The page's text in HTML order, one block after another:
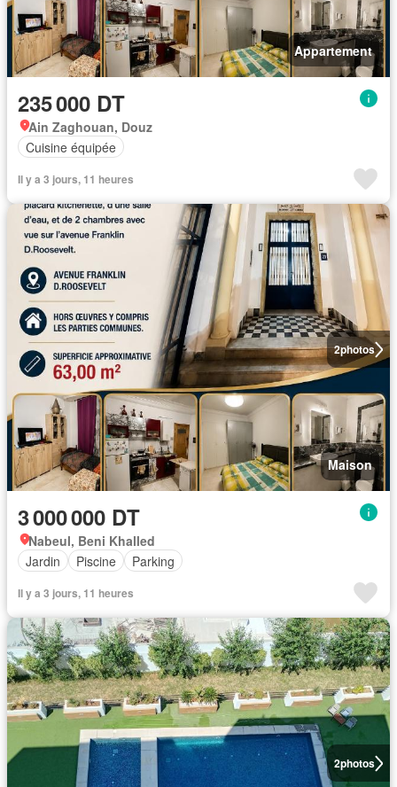
Appartement
235 000 DT
Ain Zaghouan, Douz
Cuisine équipée
Il y a 3 jours, 11 heures
2photos
Maison
3 000 000 DT
Nabeul, Beni Khalled
Jardin
Piscine Parking
Il y a 3 jours, 11 heures
2photos